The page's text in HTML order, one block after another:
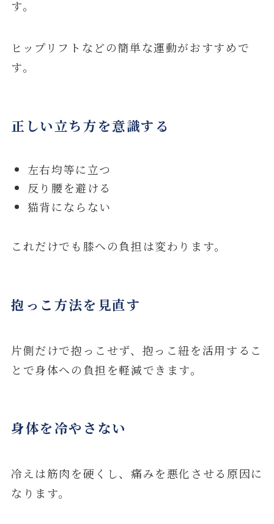
す。
ヒップリフトなどの簡単な運動がおすすめで
す。
正しい立ち方を意識する
左右均等に立つ
反り腰を避ける
猫背にならない
これだけでも膝への負担は変わります。
抱っこ方法を見直す
片側だけで抱っこせず、抱っこ紐を活用するこ
とで身体への負担を軽減できます。
身体を冷やさない
冷えは筋肉を硬くし、痛みを悪化させる原因に
なります。